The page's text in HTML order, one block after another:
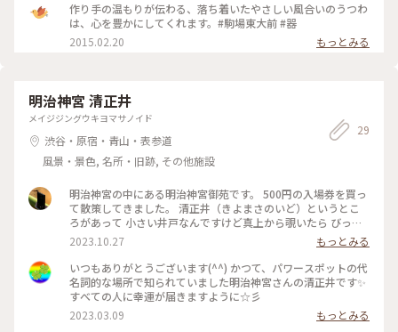
作り手の温もりが伝わる、落ち着いたやさしい風合いのうつわ
は、心を豊かにしてくれます。#駒場東大前 #器
2015.02.20
もっとみる
明治神宮 清正井
メイジジングウキヨマサノイド
渋谷・原宿・青山・表参道
風景・景色, 名所・旧跡, その他施設
29
明治神宮の中にある明治神宮御苑です。 500円の入場券を買っ
て散策してきました。 清正井（きよまさのいど）というとこ
ろがあって 小さい井戸なんですけど真上から覗いたら びっく
りするくらい透明で綺麗でした(≧∀≦) #私のことりっぷ旅 #
2023.10.27
もっとみる
いつもありがとうございます(^^) かつて、パワースポットの代
名詞的な場所で知られていました明治神宮さんの清正井です✨
すべての人に幸運が届きますように☆彡
2023.03.09
もっとみる